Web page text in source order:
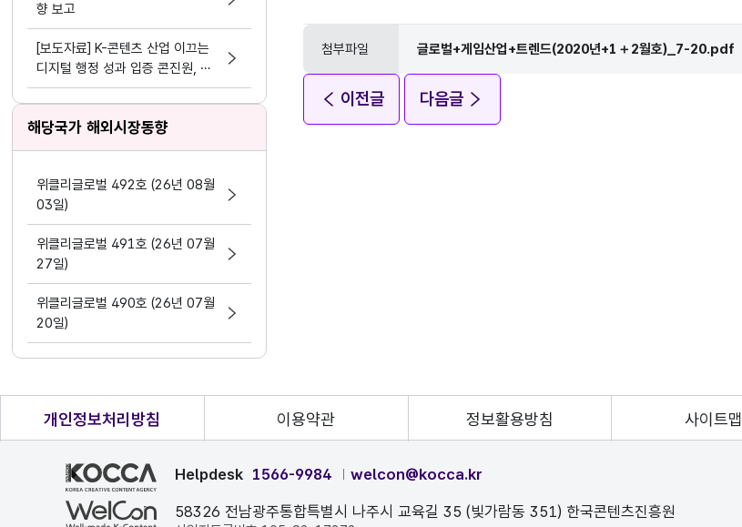
향 보고
[보도자료] K-콘텐츠 산업 이끄는
디지털 행정 성과 입증 콘진원, 정
보화⋅데이터 분야 평가 3관왕 달성
해당국가 해외시장동향
위클리글로벌 492호 (26년 08월
03일)
위클리글로벌 491호 (26년 07월
27일)
위클리글로벌 490호 (26년 07월
20일)
첨부파일 글로벌+게임산업+트렌드(2020년+1＋2월호)_7-20.pdf
이전글 다음글
개인정보처리방침 이용약관 정보활용방침 사이트맵
Helpdesk 1566-9984 welcon@kocca.kr
58326 전남광주통합특별시 나주시 교육길 35 (빛가람동 351) 한국콘텐츠진흥원